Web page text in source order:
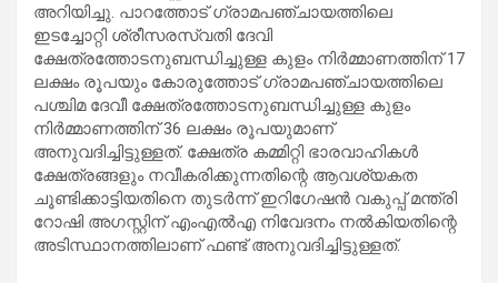
അറിയിച്ചു. പാറത്തോട് ഗ്രാമപഞ്ചായത്തിലെ
ഇടച്ചോറ്റി ശ്രീസരസ്വതി ദേവി
ക്ഷേത്രത്തോടനുബന്ധിച്ചുള്ള കുളം നിർമ്മാണത്തിന് 17
ലക്ഷം രൂപയും കോരുത്തോട് ഗ്രാമപഞ്ചായത്തിലെ
പശ്ചിമ ദേവീ ക്ഷേത്രത്തോടനുബന്ധിച്ചുള്ള കുളം
നിർമ്മാണത്തിന് 36 ലക്ഷം രൂപയുമാണ്
അനുവദിച്ചിട്ടുള്ളത്. ക്ഷേത്ര കമ്മിറ്റി ഭാരവാഹികൾ
ക്ഷേത്രങ്ങളും നവീകരിക്കുന്നതിന്റെ ആവശ്യകത
ചൂണ്ടിക്കാട്ടിയതിനെ തുടർന്ന് ഇറിഗേഷൻ വകുപ്പ് മന്ത്രി
റോഷി അഗസ്റ്റിന് എംഎൽഎ നിവേദനം നൽകിയതിന്റെ
അടിസ്ഥാനത്തിലാണ് ഫണ്ട് അനുവദിച്ചിട്ടുള്ളത്.